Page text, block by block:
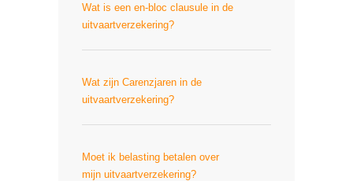
Wat is een en-bloc clausule in de
uitvaartverzekering?
Wat zijn Carenzjaren in de
uitvaartverzekering?
Moet ik belasting betalen over
mijn uitvaartverzekering?